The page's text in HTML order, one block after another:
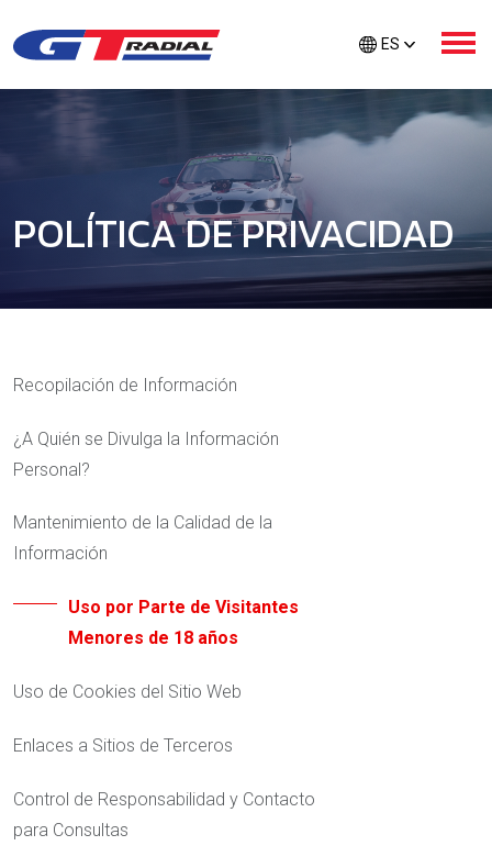
SOBRE NOSOTROS
PRODUCTOS
CUIDADOS GTR
EXTRA PROTECTION
LOCALIZADOR DE DISTRIBUIDORES
ES
POLÍTICA DE PRIVACIDAD
Recopilación de Información
¿A Quién se Divulga la Información
Personal?
Mantenimiento de la Calidad de la
Información
Uso por Parte de Visitantes
Menores de 18 años
Uso de Cookies del Sitio Web
Enlaces a Sitios de Terceros
Control de Responsabilidad y Contacto
para Consultas